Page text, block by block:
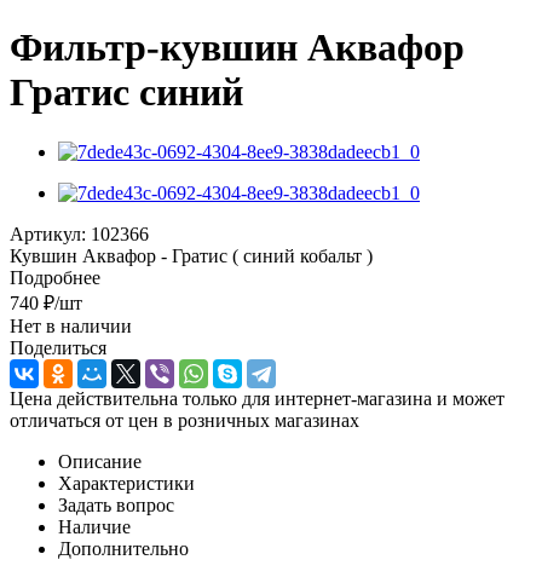
Фильтр-кувшин Аквафор
Гратис синий
Артикул: 102366
Кувшин Аквафор - Гратис ( синий кобальт )
Подробнее
740 ₽/шт
Нет в наличии
Поделиться
Цена действительна только для интернет-магазина и может
отличаться от цен в розничных магазинах
Описание
Характеристики
Задать вопрос
Наличие
Дополнительно